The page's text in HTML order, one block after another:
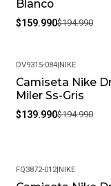
Blanco
$159.990$194.990
-28%
DV9315-084|NIKE
Camiseta Nike
Miler Ss-Gris
$139.990$194.990
FQ3872-012|NIKE